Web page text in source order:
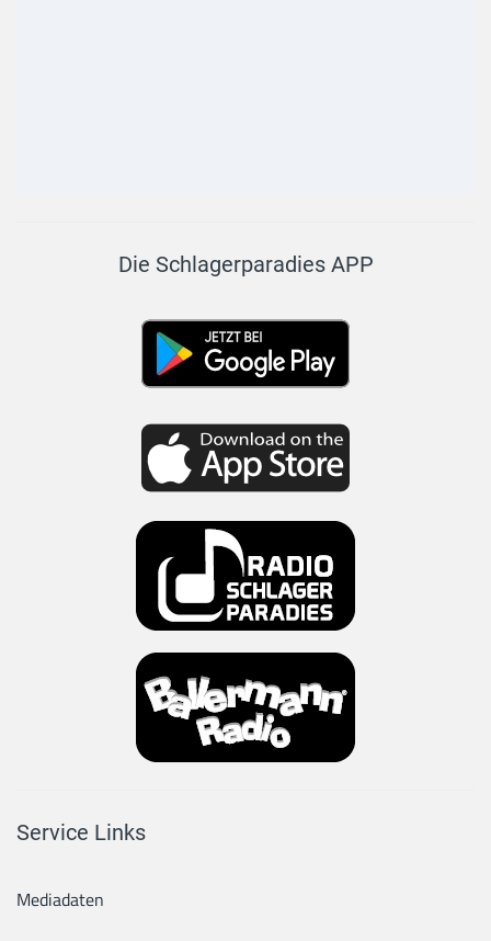
Die Schlagerparadies APP
Service Links
Mediadaten